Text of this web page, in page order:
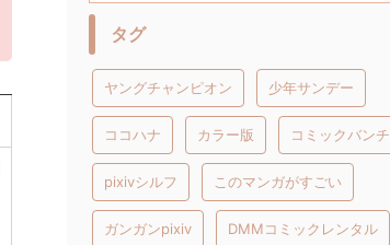
タグ
ヤングチャンピオン 少年サンデー
ココハナ カラー版 コミックバンチ
pixivシルフ このマンガがすごい
ガンガンpixiv DMMコミックレンタル